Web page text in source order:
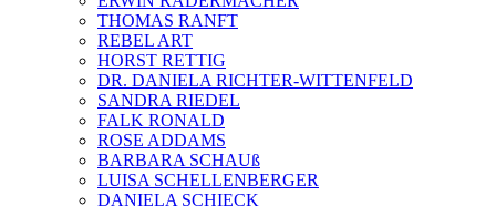
THOMAS RANFT
REBEL ART
HORST RETTIG
DR. DANIELA RICHTER-WITTENFELD
SANDRA RIEDEL
FALK RONALD
ROSE ADDAMS
BARBARA SCHAUß
LUISA SCHELLENBERGER
DANIELA SCHIECK